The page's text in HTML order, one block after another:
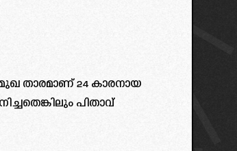
താരമാണ് 24 കാരനായ
പിതാവ്